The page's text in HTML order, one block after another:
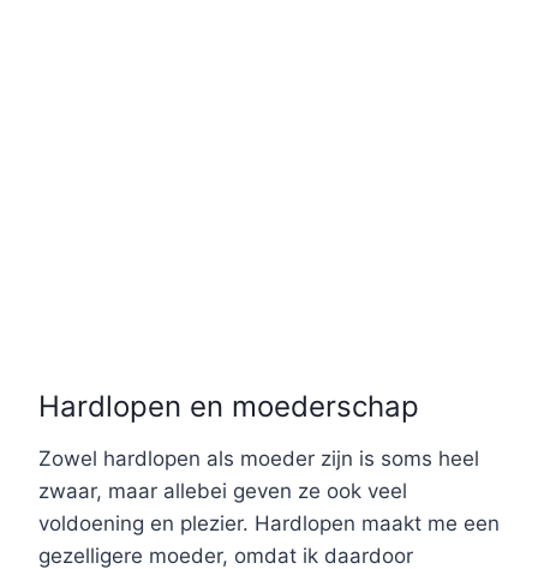
Hardlopen en moederschap
Zowel hardlopen als moeder zijn is soms heel
zwaar, maar allebei geven ze ook veel
voldoening en plezier. Hardlopen maakt me een
gezelligere moeder, omdat ik daardoor